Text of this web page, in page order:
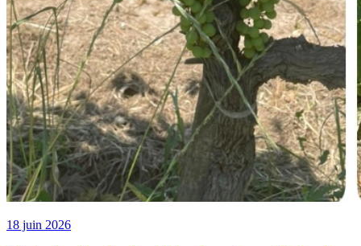
18 juin 2026